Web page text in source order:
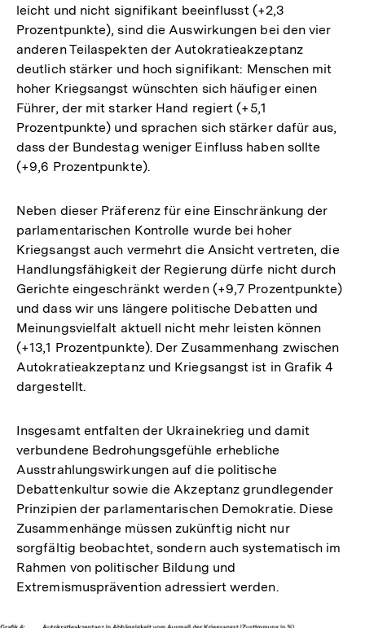
leicht und nicht signifikant beeinflusst (+2,3
Prozentpunkte), sind die Auswirkungen bei den vier
anderen Teilaspekten der Autokratieakzeptanz
deutlich stärker und hoch signifikant: Menschen mit
hoher Kriegsangst wünschten sich häufiger einen
Führer, der mit starker Hand regiert (+5,1
Prozentpunkte) und sprachen sich stärker dafür aus,
dass der Bundestag weniger Einfluss haben sollte
(+9,6 Prozentpunkte).
Neben dieser Präferenz für eine Einschränkung der
parlamentarischen Kontrolle wurde bei hoher
Kriegsangst auch vermehrt die Ansicht vertreten, die
Handlungsfähigkeit der Regierung dürfe nicht durch
Gerichte eingeschränkt werden (+9,7 Prozentpunkte)
und dass wir uns längere politische Debatten und
Meinungsvielfalt aktuell nicht mehr leisten können
(+13,1 Prozentpunkte). Der Zusammenhang zwischen
Autokratieakzeptanz und Kriegsangst ist in Grafik 4
dargestellt.
Insgesamt entfalten der Ukrainekrieg und damit
verbundene Bedrohungsgefühle erhebliche
Ausstrahlungswirkungen auf die politische
Debattenkultur sowie die Akzeptanz grundlegender
Prinzipien der parlamentarischen Demokratie. Diese
Zusammenhänge müssen zukünftig nicht nur
sorgfältig beobachtet, sondern auch systematisch im
Rahmen von politischer Bildung und
Extremismusprävention adressiert werden.